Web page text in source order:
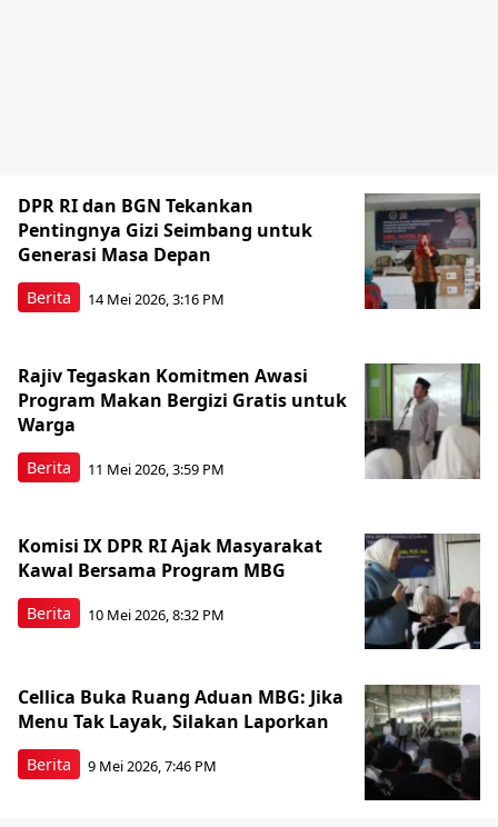
Berita
DPR RI dan BGN Tekankan
Pentingnya Gizi Seimbang untuk
Generasi Masa Depan
14 Mei 2026, 3:16 PM
Berita
Rajiv Tegaskan Komitmen Awasi
Program Makan Bergizi Gratis untuk
Warga
11 Mei 2026, 3:59 PM
Berita
Komisi IX DPR RI Ajak Masyarakat
Kawal Bersama Program MBG
10 Mei 2026, 8:32 PM
Berita
Cellica Buka Ruang Aduan MBG: Jika
Menu Tak Layak, Silakan Laporkan
9 Mei 2026, 7:46 PM